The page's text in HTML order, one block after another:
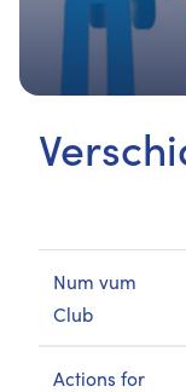
Num vum
Club
Actions for